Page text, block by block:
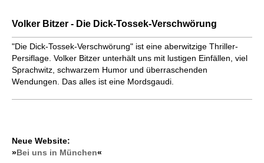
Volker Bitzer - Die Dick-Tossek-Verschwörung
"Die Dick-Tossek-Verschwörung" ist eine aberwitzige Thriller-
Persiflage. Volker Bitzer unterhält uns mit lustigen Einfällen, viel
Sprachwitz, schwarzem Humor und über­raschen­den
Wendungen. Das alles ist eine Mordsgaudi.
Neue Website:
»Bei uns in München«